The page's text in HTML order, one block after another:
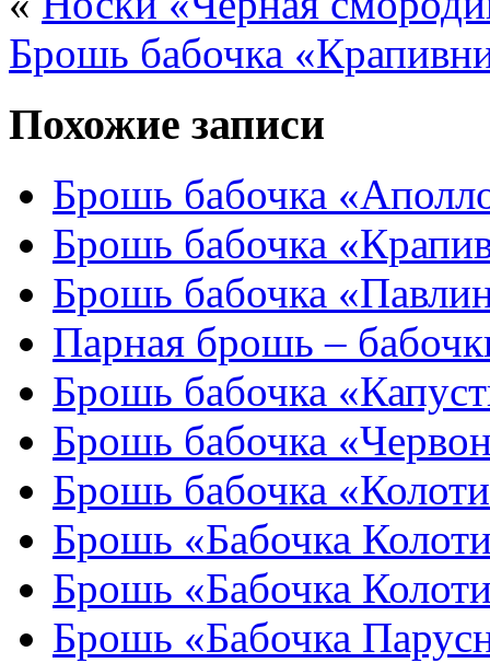
Брошь бабочка
Похожие записи
Брошь бабочка
Брошь бабочка
Брошь бабочка
Парная брошь –
Брошь бабочка
Брошь бабочка
Брошь бабочка
Брошь «Бабочка
Брошь «Бабочка
Брошь «Бабочка